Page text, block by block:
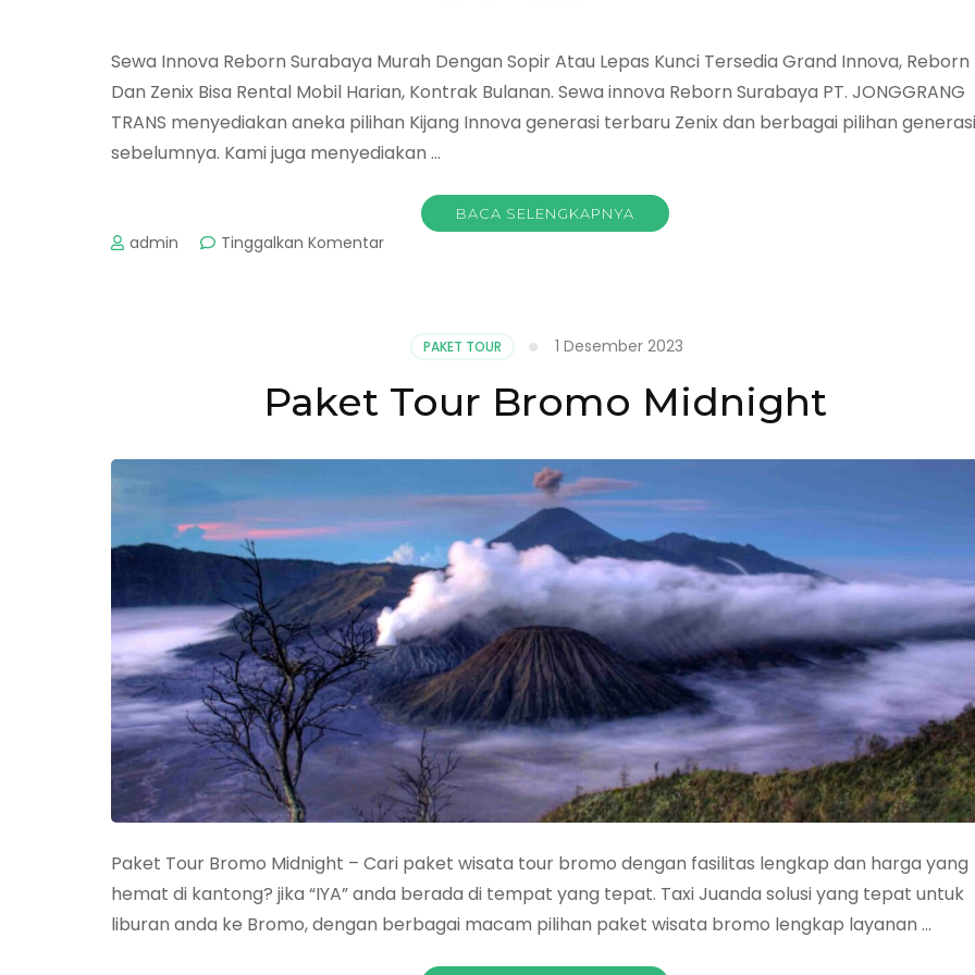
Sewa Innova Reborn Surabaya Murah Dengan Sopir Atau Lepas Kunci Tersedia Grand Innova, Reborn
Dan Zenix Bisa Rental Mobil Harian, Kontrak Bulanan. Sewa innova Reborn Surabaya PT. JONGGRANG
TRANS menyediakan aneka pilihan Kijang Innova generasi terbaru Zenix dan berbagai pilihan generasi
sebelumnya. Kami juga menyediakan …
BACA SELENGKAPNYA
admin Tinggalkan Komentarpada
PAKET TOUR 1 Desember 2023
Paket Tour Bromo Midnight
Paket Tour Bromo Midnight – Cari paket wisata tour bromo dengan fasilitas lengkap dan harga yang
hemat di kantong? jika “IYA” anda berada di tempat yang tepat. Taxi Juanda solusi yang tepat untuk
liburan anda ke Bromo, dengan berbagai macam pilihan paket wisata bromo lengkap layanan …